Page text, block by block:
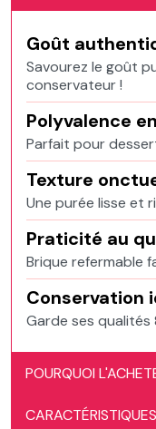
Goût
Savourez le goût
conservateur !
Polyvalence
Parfait pour
Texture
Une purée lisse et
Praticité au
Brique refermable
Conservation
Garde ses qualités
POURQUOI
CARACTÉRISTIQUES